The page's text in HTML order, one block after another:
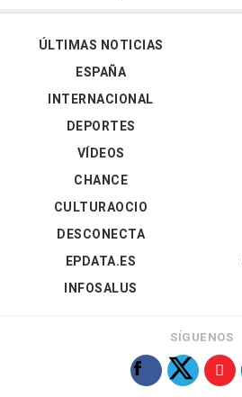
ÚLTIMAS NOTICIAS
ESPAÑA
INTERNACIONAL
DEPORTES
VÍDEOS
CHANCE
CULTURAOCIO
DESCONECTA
EPDATA.ES
INFOSALUS
SÍGUENOS